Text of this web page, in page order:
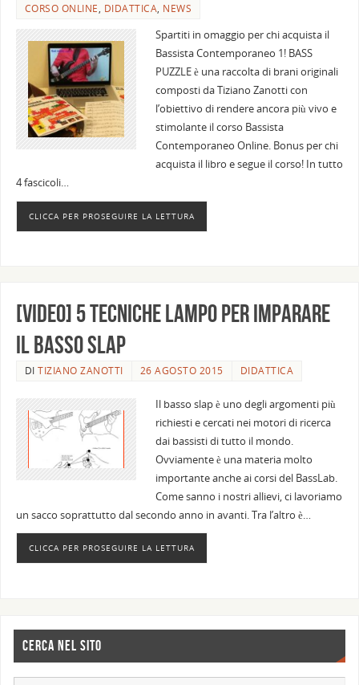
CORSO ONLINE, DIDATTICA, NEWS
Spartiti in omaggio per chi acquista il
Bassista Contemporaneo 1! BASS
PUZZLE è una raccolta di brani originali
composti da Tiziano Zanotti con
l’obiettivo di rendere ancora più vivo e
stimolante il corso Bassista
Contemporaneo Online. Bonus per chi
acquista il libro e segue il corso! In tutto
4 fascicoli…
CLICCA PER PROSEGUIRE LA LETTURA
[Video] 5 tecniche lampo per imparare
il basso slap
DITIZIANO ZANOTTI 26 AGOSTO 2015 DIDATTICA
Il basso slap è uno degli argomenti più
richiesti e cercati nei motori di ricerca
dai bassisti di tutto il mondo.
Ovviamente è una materia molto
importante anche ai corsi del BassLab.
Come sanno i nostri allievi, ci lavoriamo
un sacco soprattutto dal secondo anno in avanti. Tra l’altro è…
CLICCA PER PROSEGUIRE LA LETTURA
CERCA NEL SITO